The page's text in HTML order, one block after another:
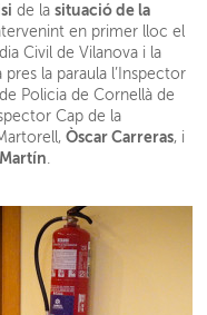
de lasituació de la
en primer lloc el
Civil de Vilanova i la
la paraula l’Inspector
Policia de Cornellà de
Cap de la
Òscar Carreras, i
.